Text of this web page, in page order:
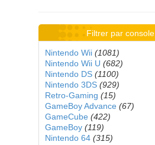
Filtrer par console
Nintendo Wii (1081)
Nintendo Wii U (682)
Nintendo DS (1100)
Nintendo 3DS (929)
Retro-Gaming (15)
GameBoy Advance (67)
GameCube (422)
GameBoy (119)
Nintendo 64 (315)